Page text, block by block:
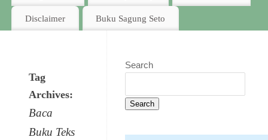
Disclaimer Buku Sagung Seto
Tag
Archives:
Baca
Buku Teks
Search
Search